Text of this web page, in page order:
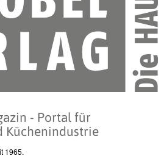
- Portal für
Küchenindustrie
1965.